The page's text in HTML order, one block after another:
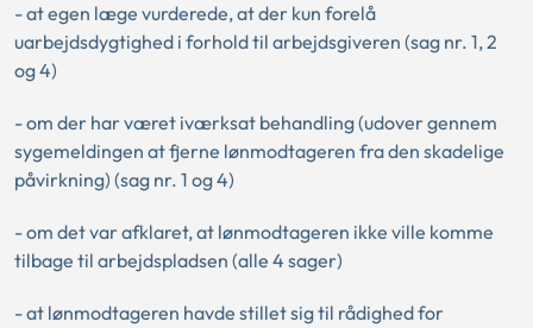
- at egen læge vurderede, at der kun forelå
uarbejdsdygtighed i forhold til arbejdsgiveren (sag nr. 1, 2
og 4)
- om der har været iværksat behandling (udover gennem
sygemeldingen at fjerne lønmodtageren fra den skadelige
påvirkning) (sag nr. 1 og 4)
- om det var afklaret, at lønmodtageren ikke ville komme
tilbage til arbejdspladsen (alle 4 sager)
- at lønmodtageren havde stillet sig til rådighed for